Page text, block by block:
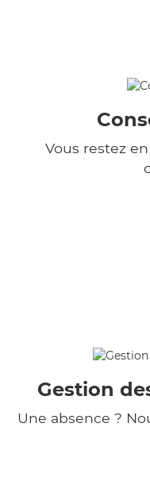
Vous restez
Gestion
Une absence ?